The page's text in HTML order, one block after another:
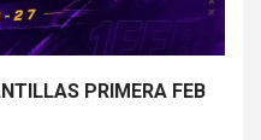
PRIMERA FEB